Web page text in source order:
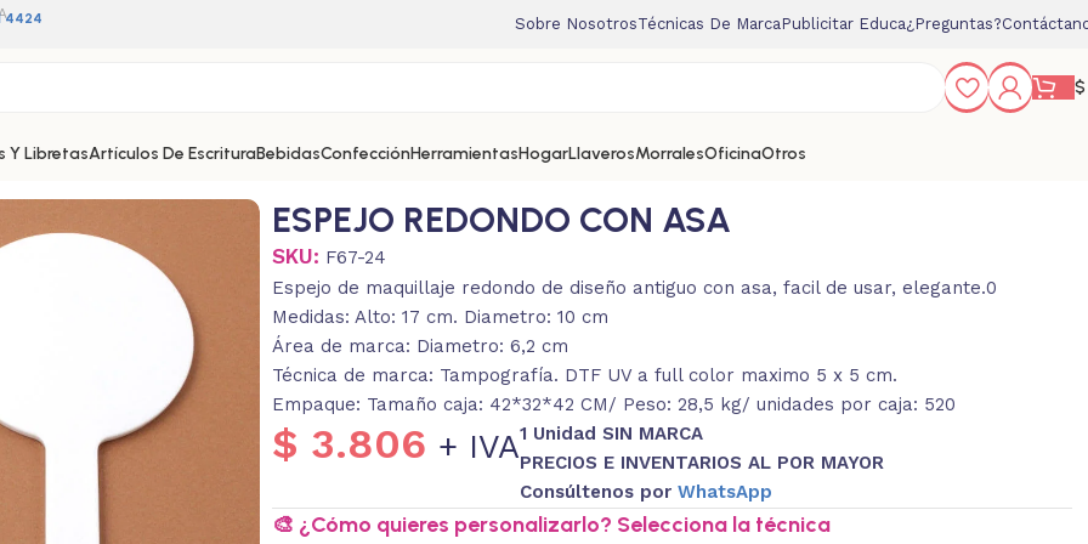
4424 Sobre NosotrosTécnicas De MarcaPublicitar Educa¿Preguntas?
$
Y LibretasArtículos De EscrituraBebidasConfecciónHerramientasHogarLlaverosMorralesOficinaOtros
ESPEJO REDONDO CON ASA
SKU: F67-24
Espejo de maquillaje redondo de diseño antiguo con asa, facil de usar, elegante.0
Medidas: Alto: 17 cm. Diametro: 10 cm
Área de marca: Diametro: 6,2 cm
Técnica de marca: Tampografía. DTF UV a full color maximo 5 x 5 cm.
Empaque: Tamaño caja: 42*32*42 CM/ Peso: 28,5 kg/ unidades por caja: 520
$ 3.806 + IVA1 Unidad SIN MARCA
PRECIOS E INVENTARIOS AL POR MAYOR
Consúltenos por WhatsApp
🎨 ¿Cómo quieres personalizarlo? Selecciona la técnica